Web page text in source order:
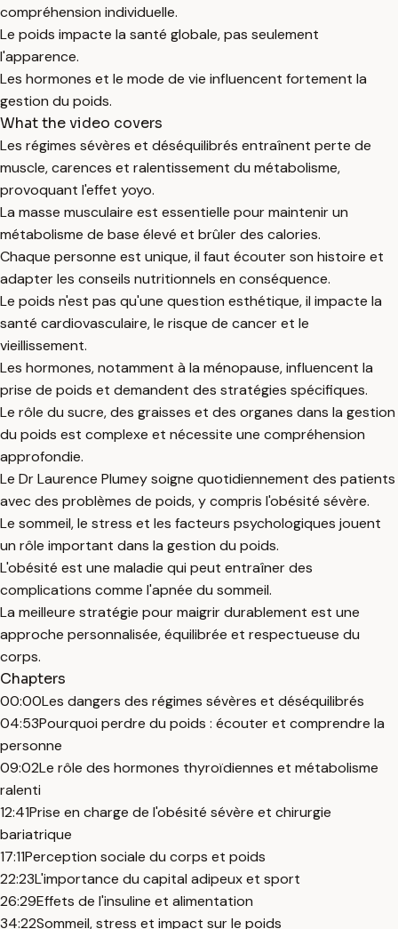
compréhension individuelle.
Le poids impacte la santé globale, pas seulement
l'apparence.
Les hormones et le mode de vie influencent fortement la
gestion du poids.
What the video covers
Les régimes sévères et déséquilibrés entraînent perte de
muscle, carences et ralentissement du métabolisme,
provoquant l'effet yoyo.
La masse musculaire est essentielle pour maintenir un
métabolisme de base élevé et brûler des calories.
Chaque personne est unique, il faut écouter son histoire et
adapter les conseils nutritionnels en conséquence.
Le poids n'est pas qu'une question esthétique, il impacte la
santé cardiovasculaire, le risque de cancer et le
vieillissement.
Les hormones, notamment à la ménopause, influencent la
prise de poids et demandent des stratégies spécifiques.
Le rôle du sucre, des graisses et des organes dans la gestion
du poids est complexe et nécessite une compréhension
approfondie.
Le Dr Laurence Plumey soigne quotidiennement des patients
avec des problèmes de poids, y compris l'obésité sévère.
Le sommeil, le stress et les facteurs psychologiques jouent
un rôle important dans la gestion du poids.
L'obésité est une maladie qui peut entraîner des
complications comme l'apnée du sommeil.
La meilleure stratégie pour maigrir durablement est une
approche personnalisée, équilibrée et respectueuse du
corps.
Chapters
00:00Les dangers des régimes sévères et déséquilibrés
04:53Pourquoi perdre du poids : écouter et comprendre la
personne
09:02Le rôle des hormones thyroïdiennes et métabolisme
ralenti
12:41Prise en charge de l'obésité sévère et chirurgie
bariatrique
17:11Perception sociale du corps et poids
22:23L'importance du capital adipeux et sport
26:29Effets de l'insuline et alimentation
34:22Sommeil, stress et impact sur le poids